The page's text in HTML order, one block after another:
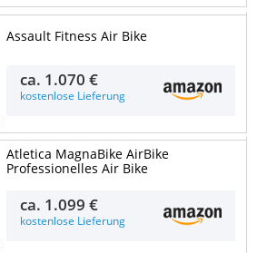
Assault Fitness Air Bike
ca. 1.070 €
kostenlose Lieferung
Atletica MagnaBike AirBike
Professionelles Air Bike
ca. 1.099 €
kostenlose Lieferung